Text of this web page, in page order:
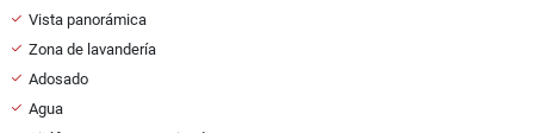
Vista panorámica
Zona de lavandería
Adosado
Agua